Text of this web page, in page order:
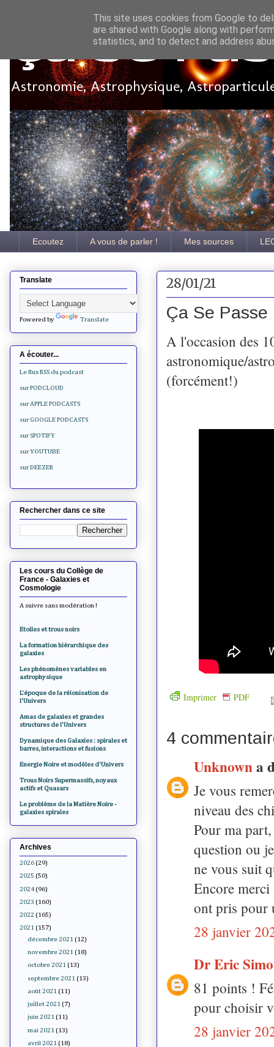
Ça se
Astronomie, Astrophysique,
Ecoutez A vous de parler ! Mes sources
28/01/21
Ça Se
A l'occasion des
astronomique/
(forcément!)
Imprimer PDF
4
Unknowna
Je vous
niveau des
Pour ma
question ou
ne vous suit
Encore
ont pris pour
28 janvier
Dr Eric
81 points !
pour choisir
28 janvier
Translate
Powered by Translate
A écouter...
Le flux RSS du podcast
sur PODCLOUD
sur APPLE PODCASTS
sur GOOGLE PODCASTS
sur SPOTIFY
sur YOUTUBE
sur DEEZER
Rechercher dans ce site
Les cours du Collège de
France - Galaxies et
Cosmologie
A suivre sans modération !
Etoiles et trous noirs
La formation hiérarchique des
galaxies
Les phénomènes variables en
astrophysique
L'époque de la réionisation de
l'Univers
Amas de galaxies et grandes
structures de l'Univers
Dynamique des Galaxies : spirales et
barres, interactions et fusions
Energie Noire et modèles d'Univers
Trous Noirs Supermassifs, noyaux
actifs et Quasars
Le problème de la Matière Noire -
galaxies spirales
Archives
2026 (29)
2025 (50)
2024 (96)
2023 (160)
2022 (165)
2021 (157)
décembre 2021 (12)
novembre 2021 (18)
octobre 2021 (13)
septembre 2021 (13)
août 2021 (11)
juillet 2021 (7)
juin 2021 (11)
mai 2021 (13)
avril 2021 (18)
This site uses cookies from Google to
are shared with Google along with
statistics, and to detect and address